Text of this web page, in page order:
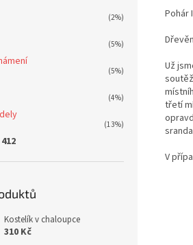
(2%)
(5%)
(5%)
(4%)
(13%)
412
Kostelík v chaloupce
310 Kč
Pohár
Už
třetí
V